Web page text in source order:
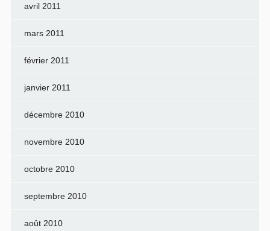
avril 2011
mars 2011
février 2011
janvier 2011
décembre 2010
novembre 2010
octobre 2010
septembre 2010
août 2010